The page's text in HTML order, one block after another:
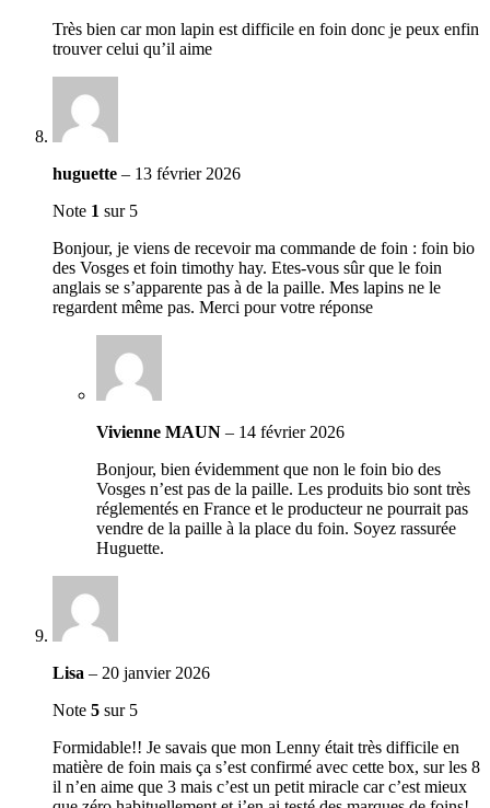
Très bien car mon lapin est difficile en foin donc je peux enfin
trouver celui qu’il aime
huguette – 13 février 2026
Note 1 sur 5
Bonjour, je viens de recevoir ma commande de foin : foin bio
des Vosges et foin timothy hay. Etes-vous sûr que le foin
anglais se s’apparente pas à de la paille. Mes lapins ne le
regardent même pas. Merci pour votre réponse
Vivienne MAUN – 14 février 2026
Bonjour, bien évidemment que non le foin bio des
Vosges n’est pas de la paille. Les produits bio sont très
réglementés en France et le producteur ne pourrait pas
vendre de la paille à la place du foin. Soyez rassurée
Huguette.
Lisa – 20 janvier 2026
Note 5 sur 5
Formidable!! Je savais que mon Lenny était très difficile en
matière de foin mais ça s’est confirmé avec cette box, sur les 8
il n’en aime que 3 mais c’est un petit miracle car c’est mieux